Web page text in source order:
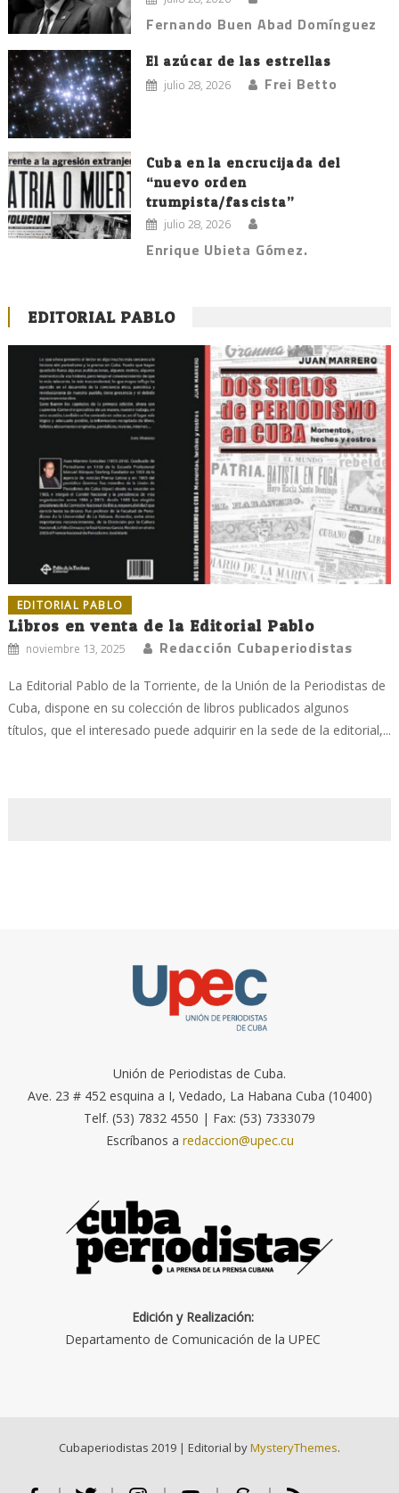
Fernando Buen Abad Domínguez
El azúcar de las estrellas
julio 28, 2026 Frei Betto
Cuba en la encrucijada del
“nuevo orden
trumpista/fascista”
julio 28, 2026
Enrique Ubieta Gómez.
EDITORIAL PABLO
EDITORIAL PABLO
Libros en venta de la Editorial Pablo
noviembre 13, 2025 Redacción Cubaperiodistas
La Editorial Pablo de la Torriente, de la Unión de la Periodistas de
Cuba, dispone en su colección de libros publicados algunos
títulos, que el interesado puede adquirir en la sede de la editorial,...
Unión de Periodistas de Cuba.
Ave. 23 # 452 esquina a I, Vedado, La Habana Cuba (10400)
Telf. (53) 7832 4550 | Fax: (53) 7333079
Escríbanos a redaccion@upec.cu
Edición y Realización:
Departamento de Comunicación de la UPEC
Cubaperiodistas 2019 | Editorial byMysteryThemes.